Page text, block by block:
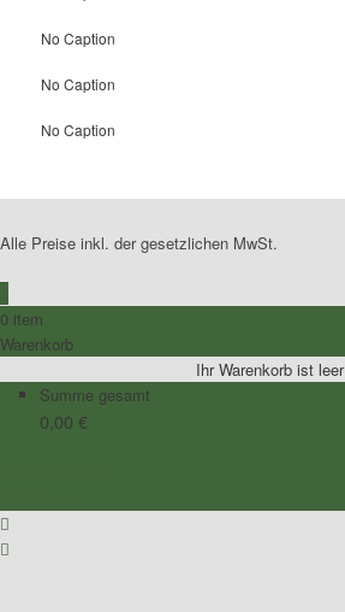
No Caption
No Caption
No Caption
Alle Preise inkl. der gesetzlichen MwSt.
0 item
Warenkorb
Ihr Warenkorb ist leer
Summe gesamt
0,00 €